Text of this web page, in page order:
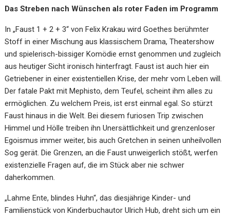
Das Streben nach Wünschen als roter Faden im Programm
In „Faust 1 + 2 + 3“ von Felix Krakau wird Goethes berühmter
Stoff in einer Mischung aus klassischem Drama, Theatershow
und spielerisch-bissiger Komödie ernst genommen und zugleich
aus heutiger Sicht ironisch hinterfragt. Faust ist auch hier ein
Getriebener in einer existentiellen Krise, der mehr vom Leben will.
Der fatale Pakt mit Mephisto, dem Teufel, scheint ihm alles zu
ermöglichen. Zu welchem Preis, ist erst einmal egal. So stürzt
Faust hinaus in die Welt. Bei diesem furiosen Trip zwischen
Himmel und Hölle treiben ihn Unersättlichkeit und grenzenloser
Egoismus immer weiter, bis auch Gretchen in seinen unheilvollen
Sog gerät. Die Grenzen, an die Faust unweigerlich stößt, werfen
existenzielle Fragen auf, die im Stück aber nie schwer
daherkommen.
„Lahme Ente, blindes Huhn“, das diesjährige Kinder- und
Familienstück von Kinderbuchautor Ulrich Hub, dreht sich um ein